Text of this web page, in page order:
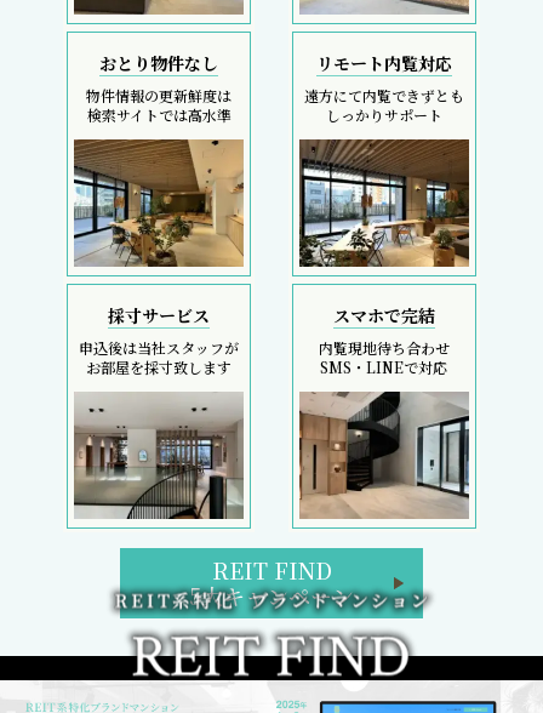
おとり物件なし
物件情報の更新鮮度は
検索サイトでは高水準
リモート内覧対応
遠方にて内覧できずとも
しっかりサポート
採寸サービス
申込後は当社スタッフが
お部屋を採寸致します
スマホで完結
内覧現地待ち合わせ
SMS・LINEで対応
REIT FIND
5大キャンペーン